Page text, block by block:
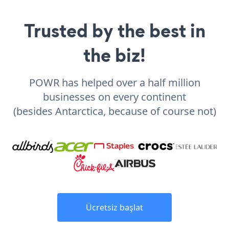
Trusted by the best in
the biz!
POWR has helped over a half million
businesses on every continent
(besides Antarctica, because of course not)
Ücretsiz başlat